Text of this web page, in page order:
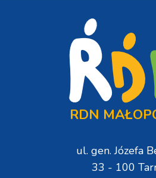
RDN
ul. gen. Józefa
33 - 100